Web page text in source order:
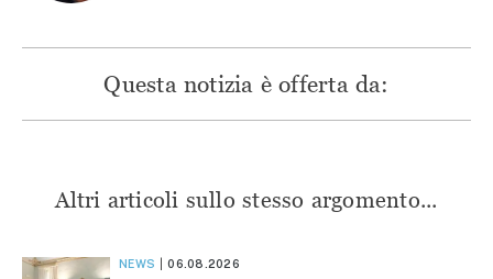
Questa notizia è offerta da:
Altri articoli sullo stesso argomento...
NEWS 06.08.2026